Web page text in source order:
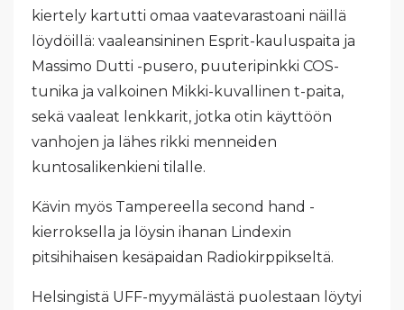
kiertely kartutti omaa vaatevarastoani näillä
löydöillä: vaaleansininen Esprit-kauluspaita ja
Massimo Dutti -pusero, puuteripinkki COS-
tunika ja valkoinen Mikki-kuvallinen t-paita,
sekä vaaleat lenkkarit, jotka otin käyttöön
vanhojen ja lähes rikki menneiden
kuntosalikenkieni tilalle.
Kävin myös Tampereella second hand -
kierroksella ja löysin ihanan Lindexin
pitsihihaisen kesäpaidan Radiokirppikseltä.
Helsingistä UFF-myymälästä puolestaan löytyi